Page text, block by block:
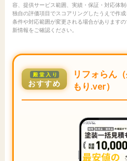
容、提供サービス範囲、実績・保証・対応体制
独自の評価項目でスコアリングしたうえで作
条件や対応範囲が変更される場合があります
新情報をご確認ください。
殿堂入り
おすすめ
リフォらん
もり.ver）